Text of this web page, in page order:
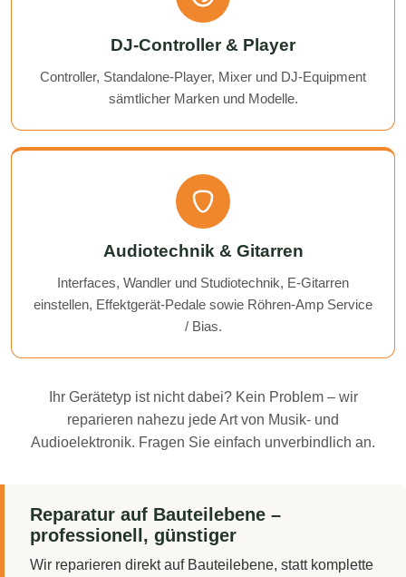
DJ-Controller & Player
Controller, Standalone-Player, Mixer und DJ-Equipment
sämtlicher Marken und Modelle.
Audiotechnik & Gitarren
Interfaces, Wandler und Studiotechnik, E-Gitarren
einstellen, Effektgerät-Pedale sowie Röhren-Amp Service
/ Bias.
Ihr Gerätetyp ist nicht dabei? Kein Problem – wir
reparieren nahezu jede Art von Musik- und
Audioelektronik. Fragen Sie einfach unverbindlich an.
Reparatur auf Bauteilebene –
professionell, günstiger
Wir reparieren direkt auf Bauteilebene, statt komplette